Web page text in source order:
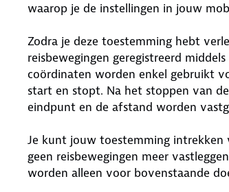
waarop je de instellingen in jouw
Zodra je deze toestemming hebt
reisbewegingen geregistreerd
coördinaten worden enkel gebruikt
start en stopt. Na het stoppen van
eindpunt en de afstand worden
Je kunt jouw toestemming
geen reisbewegingen meer
worden alleen voor bovenstaande